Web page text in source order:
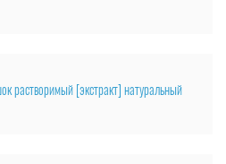
растворимый [экстракт] натуральный